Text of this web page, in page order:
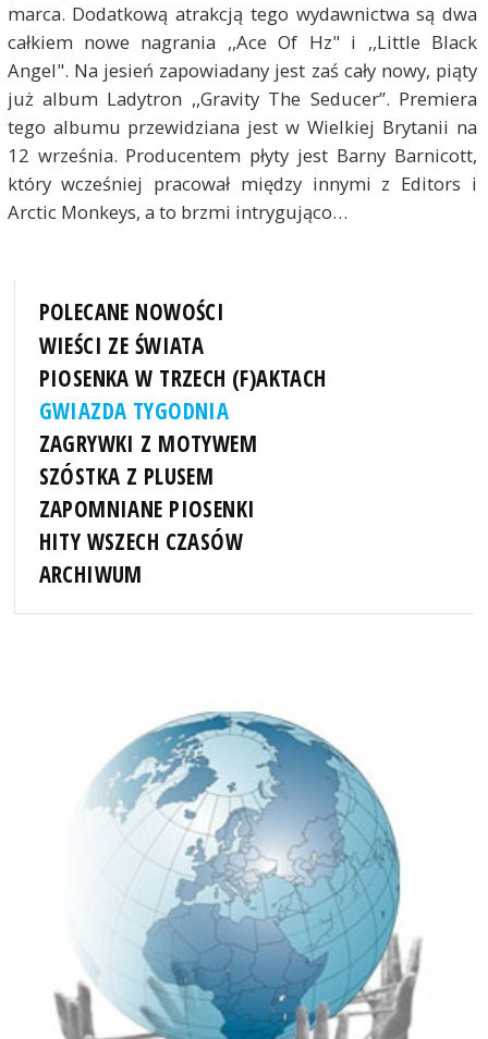
marca. Dodatkową atrakcją tego wydawnictwa są dwa
całkiem nowe nagrania ,,Ace Of Hz" i ,,Little Black
Angel". Na jesień zapowiadany jest zaś cały nowy, piąty
już album Ladytron ,,Gravity The Seducer”. Premiera
tego albumu przewidziana jest w Wielkiej Brytanii na
12 września. Producentem płyty jest Barny Barnicott,
który wcześniej pracował między innymi z Editors i
Arctic Monkeys, a to brzmi intrygująco…
POLECANE NOWOŚCI
WIEŚCI ZE ŚWIATA
PIOSENKA W TRZECH (F)AKTACH
GWIAZDA TYGODNIA
ZAGRYWKI Z MOTYWEM
SZÓSTKA Z PLUSEM
ZAPOMNIANE PIOSENKI
HITY WSZECH CZASÓW
ARCHIWUM